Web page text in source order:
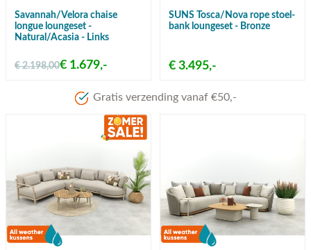
Savannah/Velora chaise
longue loungeset -
Natural/Acasia - Links
€ 2.198,00€ 1.679,-
SUNS Tosca/Nova rope stoel-
bank loungeset - Bronze
€ 3.495,-
Meer dan 80 jaar ervaring